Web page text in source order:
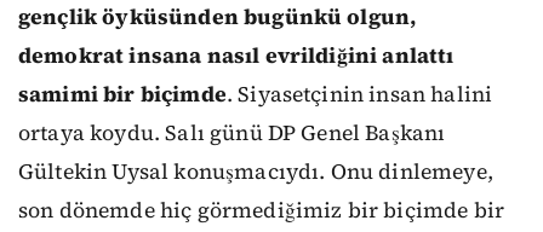
gençlik öyküsünden bugünkü olgun,
demokrat insana nasıl evrildiğini anlattı
samimi bir biçimde. Siyasetçinin insan halini
ortaya koydu. Salı günü DP Genel Başkanı
Gültekin Uysal konuşmacıydı. Onu dinlemeye,
son dönemde hiç görmediğimiz bir biçimde bir